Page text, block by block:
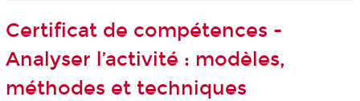
Certificat de compétences -
Analyser l’activité : modèles,
méthodes et techniques